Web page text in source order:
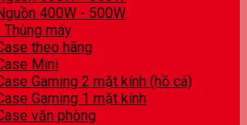
400W - 500W
máy
theo hãng
Mini
Gaming 2 mặt kính (hồ cá)
Gaming 1 mặt kính
văn phòng